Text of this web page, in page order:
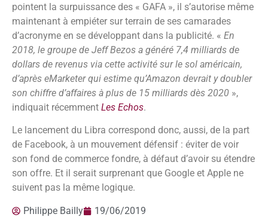
pointent la surpuissance des « GAFA », il s’autorise même
maintenant à empiéter sur terrain de ses camarades
d’acronyme en se développant dans la publicité. « En
2018, le groupe de Jeff Bezos a généré 7,4 milliards de
dollars de revenus via cette activité sur le sol américain,
d’après eMarketer qui estime qu’Amazon devrait y doubler
son chiffre d’affaires à plus de 15 milliards dès 2020 »,
indiquait récemment Les Echos.
Le lancement du Libra correspond donc, aussi, de la part
de Facebook, à un mouvement défensif : éviter de voir
son fond de commerce fondre, à défaut d’avoir su étendre
son offre. Et il serait surprenant que Google et Apple ne
suivent pas la même logique.
Philippe Bailly 19/06/2019